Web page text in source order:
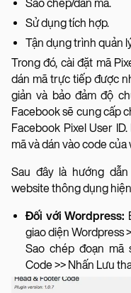
Sao chép/dán mã.
Sử dụng tích hợp.
Tận dụng trình quản
Trong đó, cài đặt mã
dán mã trực tiếp được
giản và bảo đảm độ
Facebook sẽ cung cấp
Facebook Pixel User
mã và dán vào code
Sau đây là hướng
website thông dụng
Đối với Wordpress:
giao diện Wordpress
Sao chép đoạn mã
Code >> Nhấn Lưu